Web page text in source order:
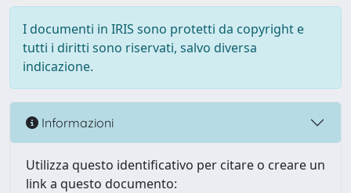
I documenti in IRIS sono protetti da copyright e
tutti i diritti sono riservati, salvo diversa
indicazione.
Informazioni
Utilizza questo identificativo per citare o creare un
link a questo documento: